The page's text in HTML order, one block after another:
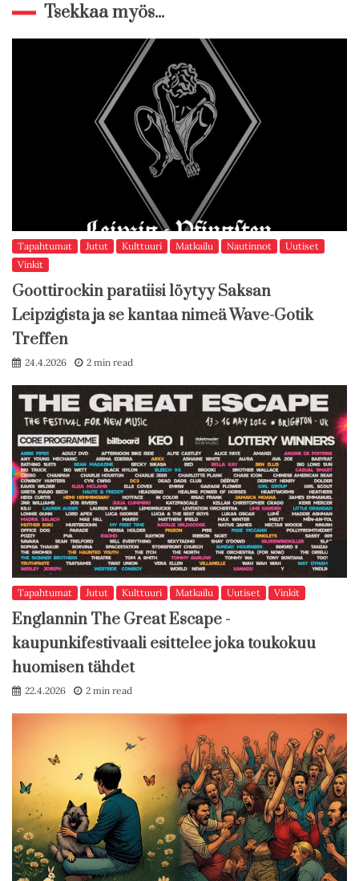
Tsekkaa myös...
Tapahtumat Jutut Kulttuuri Matkailu Nautinnot
Uutiset
Vinkit
Goottirockin paratiisi löytyy Saksan
Leipzigista ja se kantaa nimeä Wave-Gotik
Treffen
24.4.2026 2 min read
Tapahtumat Jutut Kulttuuri Matkailu Uutiset Vinkit
Englannin The Great Escape -
kaupunkifestivaali esittelee joka toukokuu
huomisen tähdet
22.4.2026 2 min read